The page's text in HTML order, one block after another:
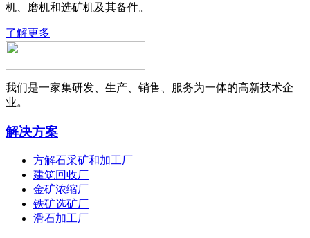
机、磨机和选矿机及其备件。
了解更多
我们是一家集研发、生产、销售、服务为一体的高新技术企
业。
解决方案
方解石采矿和加工厂
建筑回收厂
金矿浓缩厂
铁矿选矿厂
滑石加工厂